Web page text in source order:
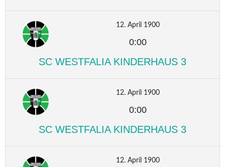
12. April 1900
0:00
SC WESTFALIA KINDERHAUS 3
12. April 1900
0:00
SC WESTFALIA KINDERHAUS 3
12. April 1900